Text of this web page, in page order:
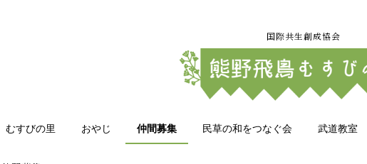
国際共生創成協会
むすびの里 おやじ 仲間募集 民草の和をつなぐ会 武道教室